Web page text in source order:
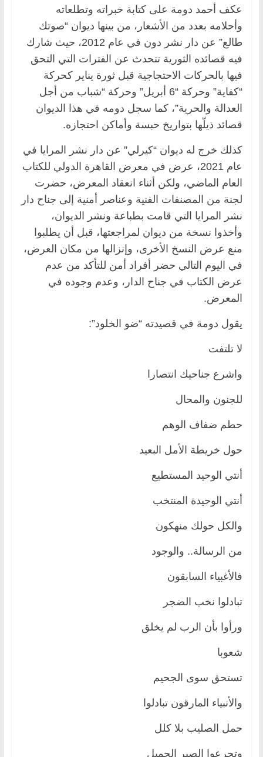
عكف أحمد دومة على كتابة خبراته وتطلعاته
وأحلامه بعدد من الأشعار، من بينها ديوان “صوتك
طالع” عن دار نشر دون في عام 2012، حيث شارك
فيه قصائده الثورية تتحدث عن الفترات التي التحق
فيها بالحركات الاحتجاجية قبل ثورة يناير كحركة
“كفاية” وحركة “6 أبريل” وحركة “شباب من أجل
العدالة والحرية”، كما سجل دومه في هذا الديوان
قصائد ذيلّها بتواريخ حبسة وأماكن احتجازه.
كذلك خرج له ديوان “كيرلي” عن دار نشر المرايا في
عام 2021، عرض في معرض القاهرة الدولي للكتاب
العام الماضي، ولكن أثناء انعقاد المعرض، حضرت
لجنة من المصنفات الفنية وعناصر أمنية إلى جناح دار
نشر المرايا التي قامت بطباعة ونشر الديوان،
وأخذوا نسخة من ديوان لمراجعتها، قبل أن يطلبوا
منع عرض النسخ الأخرى، وإنزالها من مكان العرض،
في اليوم التالي حضر أفراد أمن للتأكد من عدم
عرض الكتاب في جناح الدار، وعدم وجوده في
المعرض.
يقول دومة في قصيدته “ضو الخلود”:
لا تلتفت
واشرع جناحيك انتصارا
للجنون والمحال
حطم ضفاف الوهم
حول خريطة الأمل البعيد
أنتي الوحيد المستطيع
أنتي الوحيدة المنتخب
والكل حولك منهكون
من الرسالة.. والوجود
فالأغبياء السابقون
تبادلوا نخب الضجر
ورأوا بأن الرب لم يخلق
شعوبا
تستحق سوى الجحيم
والأنبياء المارقون تبادلوا
حمل الصليب بلا كلل
وتجرعوا الصبر الجميل